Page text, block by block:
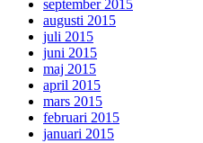
september 2015
augusti 2015
juli 2015
juni 2015
maj 2015
april 2015
mars 2015
februari 2015
januari 2015